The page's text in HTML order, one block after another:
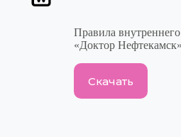
Правила
«Доктор Нефтекамск»
Скачать